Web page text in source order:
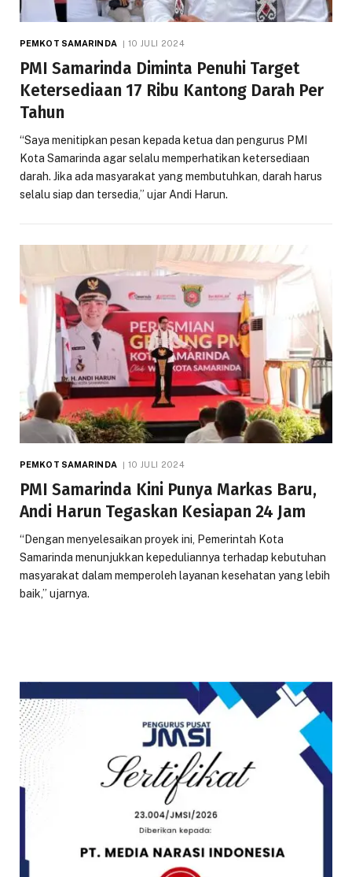
PEMKOT SAMARINDA 10 JULI 2024
PMI Samarinda Diminta Penuhi Target
Ketersediaan 17 Ribu Kantong Darah Per
Tahun
“Saya menitipkan pesan kepada ketua dan pengurus PMI
Kota Samarinda agar selalu memperhatikan ketersediaan
darah. Jika ada masyarakat yang membutuhkan, darah harus
selalu siap dan tersedia,” ujar Andi Harun.
PEMKOT SAMARINDA 10 JULI 2024
PMI Samarinda Kini Punya Markas Baru,
Andi Harun Tegaskan Kesiapan 24 Jam
“Dengan menyelesaikan proyek ini, Pemerintah Kota
Samarinda menunjukkan kepeduliannya terhadap kebutuhan
masyarakat dalam memperoleh layanan kesehatan yang lebih
baik,” ujarnya.